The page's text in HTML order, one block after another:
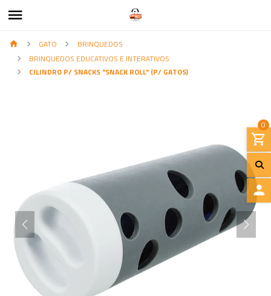
0
I
GATO
BRINQUEDOS
BRINQUEDOS EDUCATIVOS E INTERATIVOS
CILINDRO P/ SNACKS "SNACK ROLL" (P/ GATOS)